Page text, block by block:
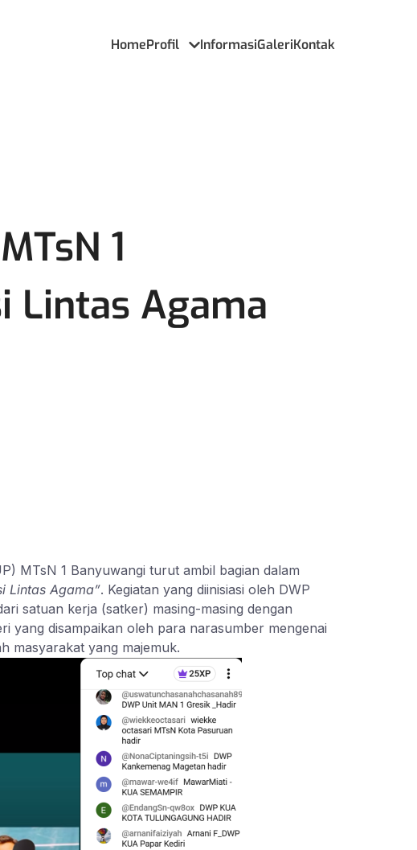
HomeProfil InformasiGaleriKontak
1
Lintas Agama
MTsN 1 Banyuwangi turut ambil bagian dalam
Lintas Agama”. Kegiatan yang diinisiasi oleh DWP
satuan kerja (satker) masing-masing dengan
yang disampaikan oleh para narasumber mengenai
masyarakat yang majemuk.